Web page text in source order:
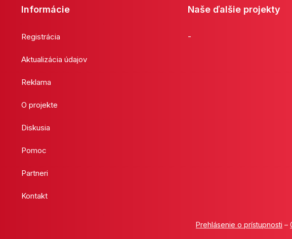
Informácie
Registrácia
Aktualizácia údajov
Reklama
O projekte
Diskusia
Pomoc
Partneri
Kontakt
Naše ďalšie projekty
-
Prehlásenie o prístupnosti –